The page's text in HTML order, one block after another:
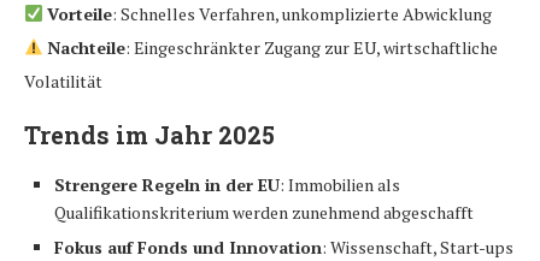
Vorteile: Schnelles Verfahren, unkomplizierte Abwicklung
Nachteile: Eingeschränkter Zugang zur EU, wirtschaftliche
Volatilität
Trends im Jahr 2025
Strengere Regeln in der EU: Immobilien als
Qualifikationskriterium werden zunehmend abgeschafft
Fokus auf Fonds und Innovation: Wissenschaft, Start-ups